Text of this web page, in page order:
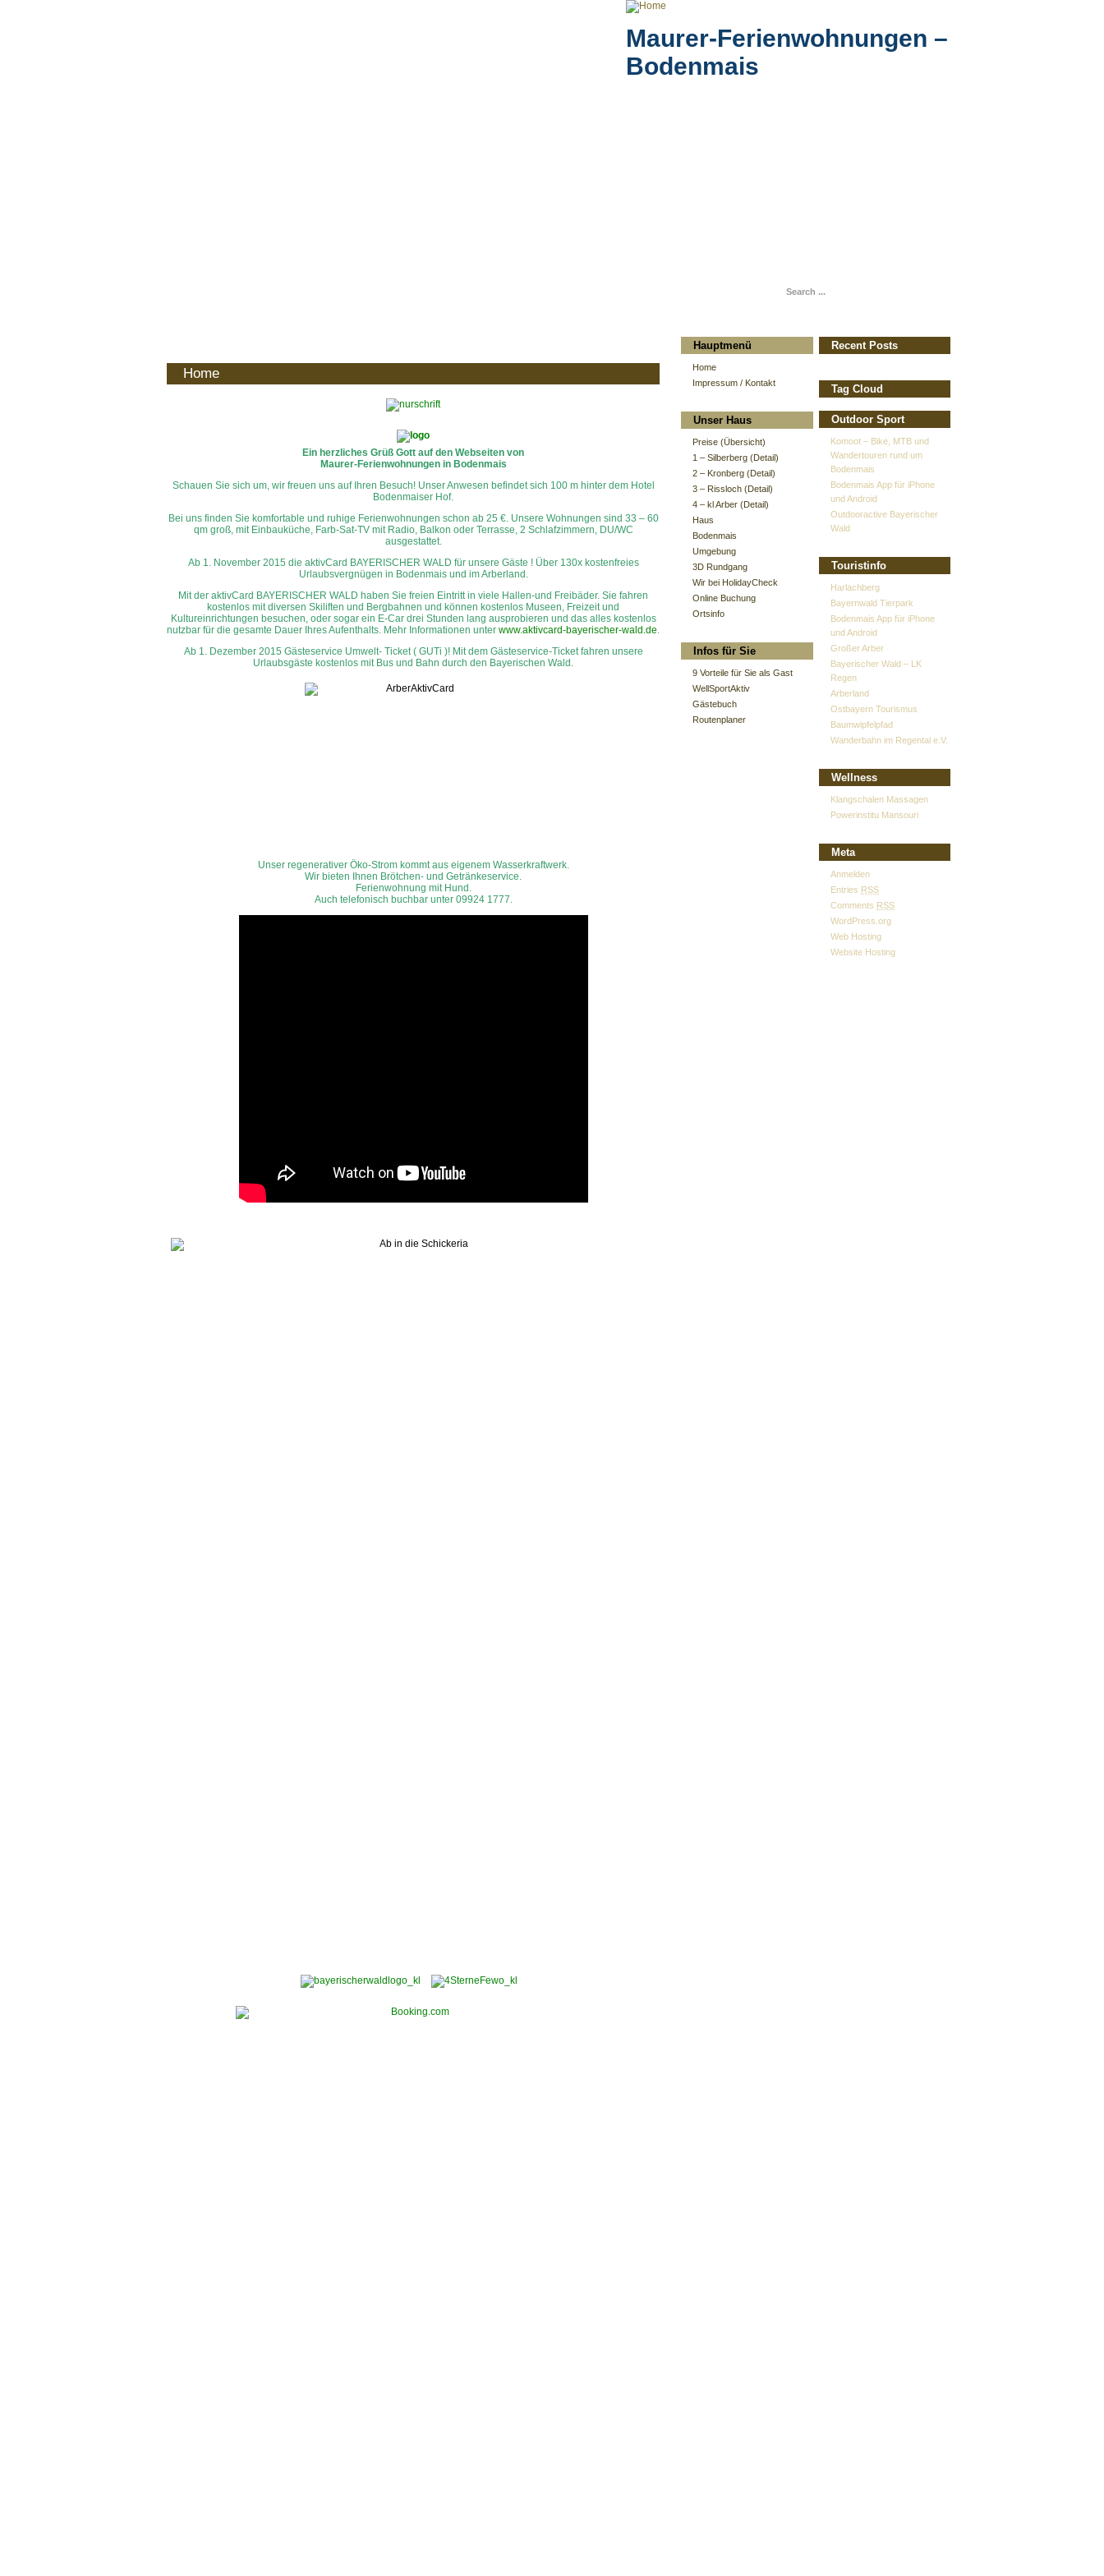
Maurer-Ferienwohnungen –
Bodenmais
Home
Ein herzliches Grüß Gott auf den Webseiten von
Maurer-Ferienwohnungen in Bodenmais
Schauen Sie sich um, wir freuen uns auf Ihren Besuch! Unser Anwesen befindet sich 100 m hinter dem Hotel
Bodenmaiser Hof.
Bei uns finden Sie komfortable und ruhige Ferienwohnungen schon ab 25 €. Unsere Wohnungen sind 33 – 60
qm groß, mit Einbauküche, Farb-Sat-TV mit Radio, Balkon oder Terrasse, 2 Schlafzimmern, DU/WC
ausgestattet.
Ab 1. November 2015 die aktivCard BAYERISCHER WALD für unsere Gäste ! Über 130x kostenfreies
Urlaubsvergnügen in Bodenmais und im Arberland.
Mit der aktivCard BAYERISCHER WALD haben Sie freien Eintritt in viele Hallen-und Freibäder. Sie fahren
kostenlos mit diversen Skiliften und Bergbahnen und können kostenlos Museen, Freizeit und
Kultureinrichtungen besuchen, oder sogar ein E-Car drei Stunden lang ausprobieren und das alles kostenlos
nutzbar für die gesamte Dauer Ihres Aufenthalts. Mehr Informationen unter www.aktivcard-bayerischer-wald.de.
Ab 1. Dezember 2015 Gästeservice Umwelt- Ticket ( GUTi )! Mit dem Gästeservice-Ticket fahren unsere
Urlaubsgäste kostenlos mit Bus und Bahn durch den Bayerischen Wald.
Unser regenerativer Öko-Strom kommt aus eigenem Wasserkraftwerk.
Wir bieten Ihnen Brötchen- und Getränkeservice.
Ferienwohnung mit Hund.
Auch telefonisch buchbar unter 09924 1777.
Hauptmenü
Home
Impressum / Kontakt
Unser Haus
Preise (Übersicht)
1 – Silberberg (Detail)
2 – Kronberg (Detail)
3 – Rissloch (Detail)
4 – kl Arber (Detail)
Haus
Bodenmais
Umgebung
3D Rundgang
Wir bei HolidayCheck
Online Buchung
Ortsinfo
Infos für Sie
9 Vorteile für Sie als Gast
WellSportAktiv
Gästebuch
Routenplaner
Recent Posts
Tag Cloud
Outdoor Sport
Komoot – Bike, MTB und
Wandertouren rund um
Bodenmais
Bodenmais App für iPhone
und Android
Outdooractive Bayerischer
Wald
Touristinfo
Harlachberg
Bayernwald Tierpark
Bodenmais App für iPhone
und Android
Großer Arber
Bayerischer Wald – LK
Regen
Arberland
Ostbayern Tourismus
Baumwipfelpfad
Wanderbahn im Regental e.V.
Wellness
Klangschalen Massagen
Powerinstitu Mansouri
Meta
Anmelden
Entries RSS
Comments RSS
WordPress.org
Web Hosting
Website Hosting